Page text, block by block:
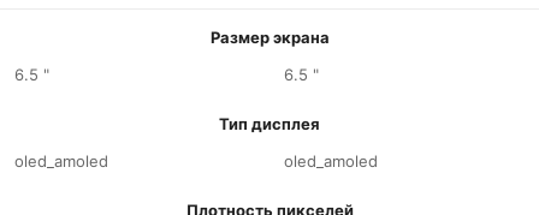
Размер экрана
6.5 "
6.5 "
Тип дисплея
oled_amoled
oled_amoled
Плотность пикселей